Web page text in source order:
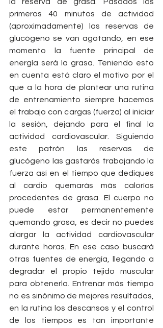
primeros 40 minutos de actividad
(aproximadamente) las reservas de
glucógeno se van agotando, en ese
momento la fuente principal de
energía será la grasa. Teniendo esto
en cuenta está claro el motivo por el
que a la hora de plantear una rutina
de entrenamiento siempre hacemos
el trabajo con cargas (fuerza) al iniciar
la sesión, dejando para el final la
actividad cardiovascular. Siguiendo
este patrón las reservas de
glucógeno las gastarás trabajando la
fuerza así en el tiempo que dediques
al cardio quemarás más calorías
procedentes de grasa. El cuerpo no
puede estar permanentemente
quemando grasa, es decir no puedes
alargar la actividad cardiovascular
durante horas. En ese caso buscará
otras fuentes de energía, llegando a
degradar el propio tejido muscular
para obtenerla. Entrenar más tiempo
no es sinónimo de mejores resultados,
en la rutina los descansos y el control
de los tiempos es tan importante